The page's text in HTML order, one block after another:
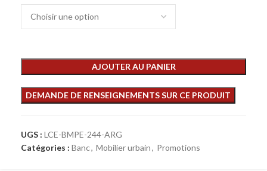
AJOUTER AU PANIER
UGS : LCE-BMPE-244-ARG
Catégories : Banc, Mobilier urbain, Promotions